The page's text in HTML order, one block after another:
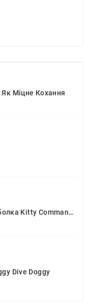
Міцне Кохання
Камуфляжна Футболка Kitty Commander
Dive Doggy